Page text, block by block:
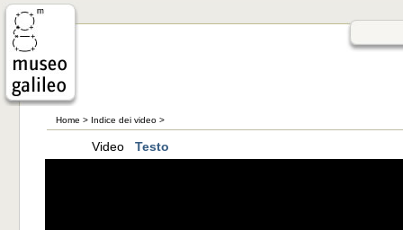
Home > Indice dei video >
Video Testo